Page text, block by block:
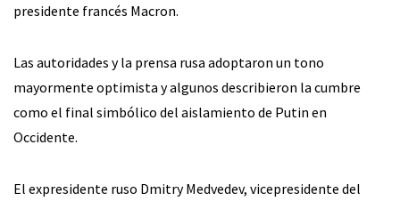
presidente francés Macron.
Las autoridades y la prensa rusa adoptaron un tono
mayormente optimista y algunos describieron la cumbre
como el final simbólico del aislamiento de Putin en
Occidente.
El expresidente ruso Dmitry Medvedev, vicepresidente del